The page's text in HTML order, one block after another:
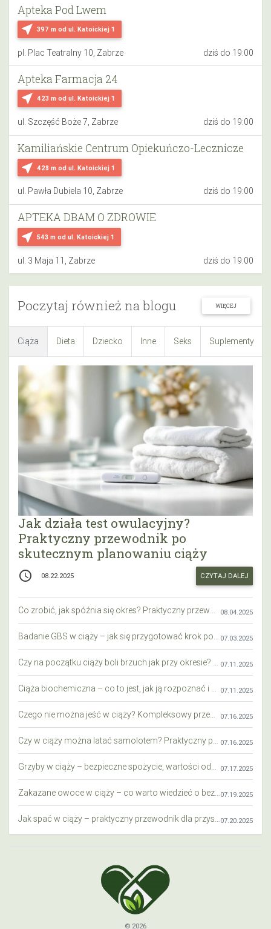
near_me 397 m od ul. Katoickiej 1
Apteka Pod Lwem
pl. Plac Teatralny 10, Zabrze dziś do 19:00
near_me 423 m od ul. Katoickiej 1
Apteka Farmacja 24
ul. Szczęść Boże 7, Zabrze dziś do 19:00
near_me 428 m od ul. Katoickiej 1
Kamiliańskie Centrum Opiekuńczo-Lecznicze
ul. Pawła Dubiela 10, Zabrze dziś do 19:00
near_me 543 m od ul. Katoickiej 1
APTEKA DBAM O ZDROWIE
ul. 3 Maja 11, Zabrze dziś do 19:00
Poczytaj również na blogu WIĘCEJ
Ciąża Dieta Dziecko Inne Seks Suplementy
Jak działa test owulacyjny?
Praktyczny przewodnik po
skutecznym planowaniu ciąży
access_time 08.22.2025 CZYTAJ DALEJ
08.04.2025
07.03.2025
07.11.2025
07.11.2025
07.16.2025
07.16.2025
07.17.2025
07.19.2025
07.20.2025
© 2026